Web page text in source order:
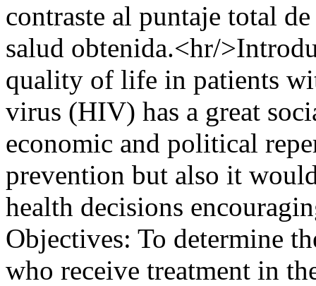
contraste al puntaje total
salud obtenida.<hr/
quality of life in patients
virus (HIV) has a great
economic and political
prevention but also it
health decisions
Objectives: To determine
who receive treatment in